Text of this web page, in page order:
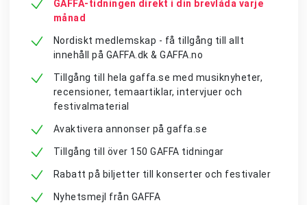
GAFFA-tidningen direkt i din brevlåda varje
månad
Nordiskt medlemskap - få tillgång till allt
innehåll på GAFFA.dk & GAFFA.no
Tillgång till hela gaffa.se med musiknyheter,
recensioner, temaartiklar, intervjuer och
festivalmaterial
Avaktivera annonser på gaffa.se
Tillgång till över 150 GAFFA tidningar
Rabatt på biljetter till konserter och festivaler
Nyhetsmejl från GAFFA